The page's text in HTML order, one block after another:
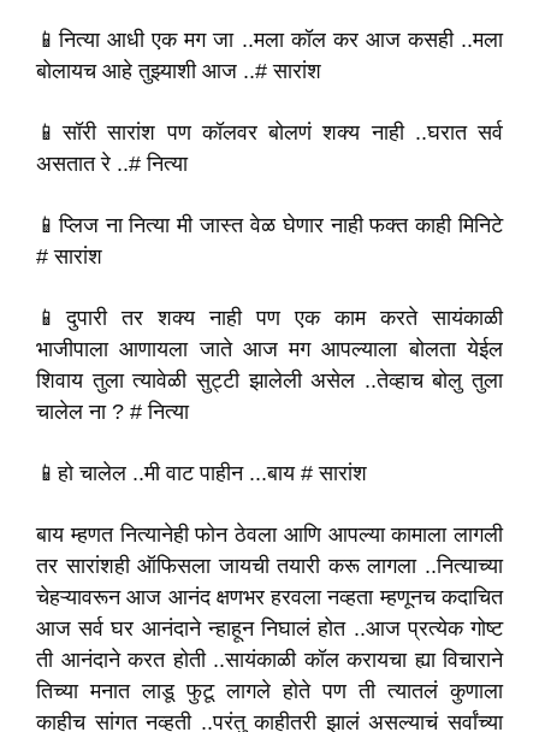
📱नित्या आधी एक मग जा ..मला कॉल कर आज कसही ..मला
बोलायच आहे तुझ्याशी आज ..# सारांश
📱सॉरी सारांश पण कॉलवर बोलणं शक्य नाही ..घरात सर्व
असतात रे ..# नित्या
📱प्लिज ना नित्या मी जास्त वेळ घेणार नाही फक्त काही मिनिटे
# सारांश
📱दुपारी तर शक्य नाही पण एक काम करते सायंकाळी
भाजीपाला आणायला जाते आज मग आपल्याला बोलता येईल
शिवाय तुला त्यावेळी सुट्टी झालेली असेल ..तेव्हाच बोलु तुला
चालेल ना ? # नित्या
📱हो चालेल ..मी वाट पाहीन ...बाय # सारांश
बाय म्हणत नित्यानेही फोन ठेवला आणि आपल्या कामाला लागली
तर सारांशही ऑफिसला जायची तयारी करू लागला ..नित्याच्या
चेहऱ्यावरून आज आनंद क्षणभर हरवला नव्हता म्हणूनच कदाचित
आज सर्व घर आनंदाने न्हाहून निघालं होत ..आज प्रत्येक गोष्ट
ती आनंदाने करत होती ..सायंकाळी कॉल करायचा ह्या विचाराने
तिच्या मनात लाडू फुटू लागले होते पण ती त्यातलं कुणाला
काहीच सांगत नव्हती ..परंतु काहीतरी झालं असल्याचं सर्वांच्या